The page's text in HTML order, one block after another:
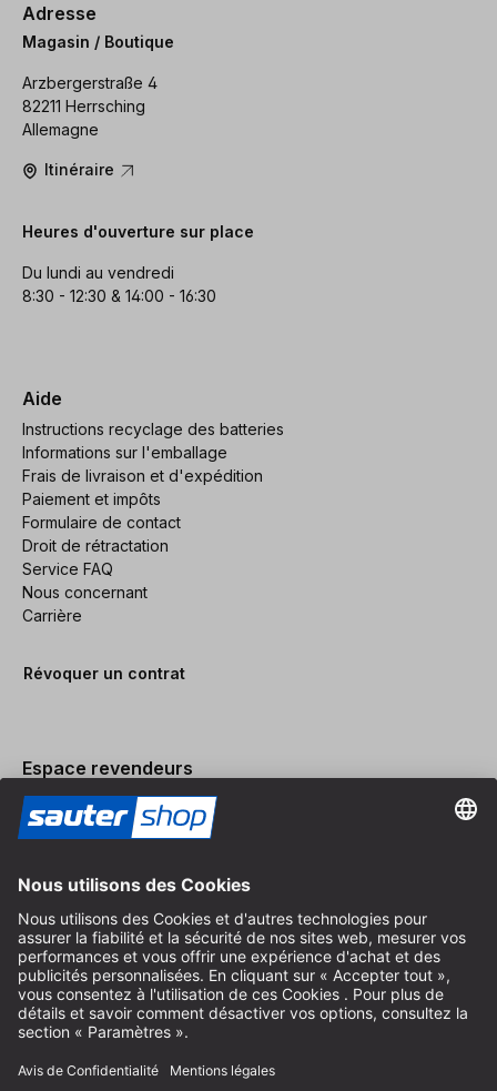
Adresse
Magasin / Boutique
Arzbergerstraße 4
82211 Herrsching
Allemagne
Itinéraire
Heures d'ouverture sur place
Du lundi au vendredi
8:30 - 12:30 & 14:00 - 16:30
Aide
Instructions recyclage des batteries
Informations sur l'emballage
Frais de livraison et d'expédition
Paiement et impôts
Formulaire de contact
Droit de rétractation
Service FAQ
Nous concernant
Carrière
Révoquer un contrat
Espace revendeurs
Devenir revendeur
Mentions légales
Conditions Générales
Protection des Données
Paramètres des Cookies